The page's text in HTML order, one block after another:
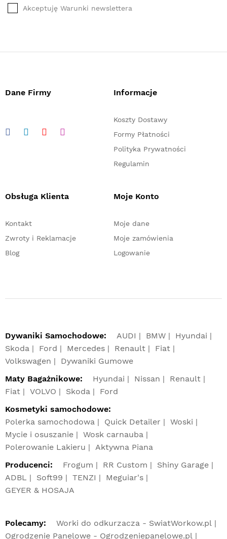
Akceptuję Warunki newslettera
Dane Firmy Informacje
Koszty Dostawy
Formy Płatności
Polityka Prywatności
Regulamin
Obsługa Klienta
Kontakt
Zwroty i Reklamacje
Blog
Moje Konto
Moje dane
Moje zamówienia
Logowanie
Dywaniki Samochodowe: AUDI BMW
Hyundai
Skoda
Ford Mercedes Renault
Fiat
Volkswagen
Dywaniki Gumowe
Maty Bagażnikowe:
Hyundai Nissan
Renault
Fiat
VOLVO Skoda
Ford
Kosmetyki samochodowe:
Polerka samochodowa
Quick Detailer
Woski
Mycie i osuszanie
Wosk carnauba
Polerowanie Lakieru
Aktywna Piana
Producenci:
Frogum RR Custom
Shiny Garage
ADBL
Soft99 TENZI
Meguiar's
GEYER & HOSAJA
Polecamy:
Worki do odkurzacza - SwiatWorkow.pl
Ogrodzenie Panelowe - Ogrodzeniepanelowe.pl